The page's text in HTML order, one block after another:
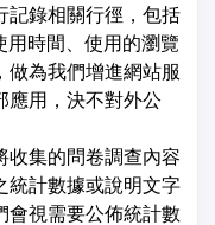
記錄相關行徑，包括
用時間、使用的瀏覽
做為我們增進網站服
應用，決不對外公
收集的問卷調查內容
統計數據或說明文字
會視需要公佈統計數